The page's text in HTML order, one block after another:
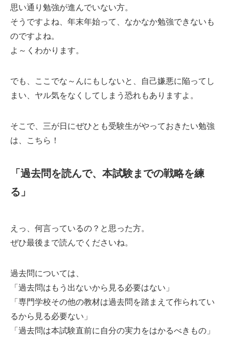
思い通り勉強が進んでいない方。
そうですよね、年末年始って、なかなか勉強できないも
のですよね。
よ～くわかります。
でも、ここでな～んにもしないと、自己嫌悪に陥ってし
まい、ヤル気をなくしてしまう恐れもありますよ。
そこで、三が日にぜひとも受験生がやっておきたい勉強
は、こちら！
「過去問を読んで、本試験までの戦略を練
る」
えっ、何言っているの？と思った方。
ぜひ最後まで読んでくださいね。
過去問については、
「過去問はもう出ないから見る必要はない」
「専門学校その他の教材は過去問を踏まえて作られてい
るから見る必要ない」
「過去問は本試験直前に自分の実力をはかるべきもの」